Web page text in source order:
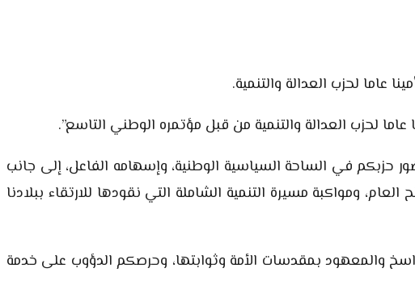
عاما لحزب العدالة والتنمية.
لحزب العدالة والتنمية من قبل مؤتمره الوطني التاسع”.
حزبكم في الساحة السياسية الوطنية، وإسهامه الفاعل، إلى جانب
ومواكبة مسيرة التنمية الشاملة التي نقودها للارتقاء ببلادنا
والمعهود بمقدسات الأمة وثوابتها، وحرصكم الدؤوب على خدمة